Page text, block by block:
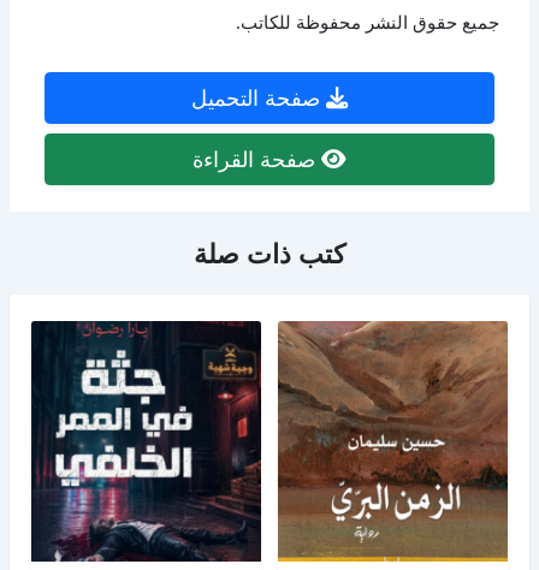
جميع حقوق النشر محفوظة للكاتب.
صفحة التحميل
صفحة القراءة
كتب ذات صلة